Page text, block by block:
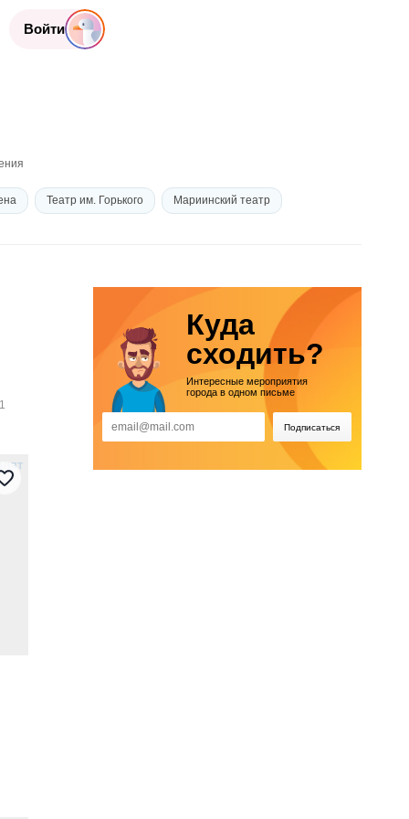
Войти
Театр им. Горького Мариинский театр
Куда
сходить?
Интересные мероприятия
города в одном письме
Подписаться